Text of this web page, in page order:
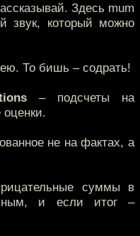
Здесь mum
звук, который можно
То бишь – содрать!
– подсчеты на
оценки.
не на фактах, а
суммы в
и если итог –